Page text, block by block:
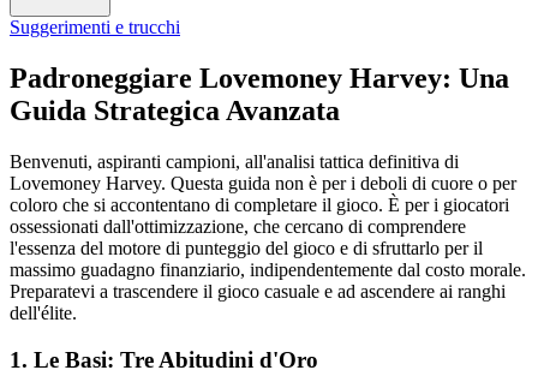
Suggerimenti e trucchi
Padroneggiare Lovemoney Harvey: Una
Guida Strategica Avanzata
Benvenuti, aspiranti campioni, all'analisi tattica definitiva di
Lovemoney Harvey. Questa guida non è per i deboli di cuore o per
coloro che si accontentano di completare il gioco. È per i giocatori
ossessionati dall'ottimizzazione, che cercano di comprendere
l'essenza del motore di punteggio del gioco e di sfruttarlo per il
massimo guadagno finanziario, indipendentemente dal costo morale.
Preparatevi a trascendere il gioco casuale e ad ascendere ai ranghi
dell'élite.
1. Le Basi: Tre Abitudini d'Oro